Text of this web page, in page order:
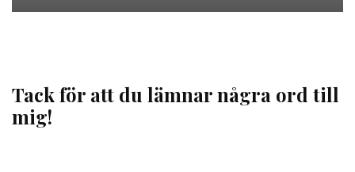
Tack för att du lämnar några ord till
mig!